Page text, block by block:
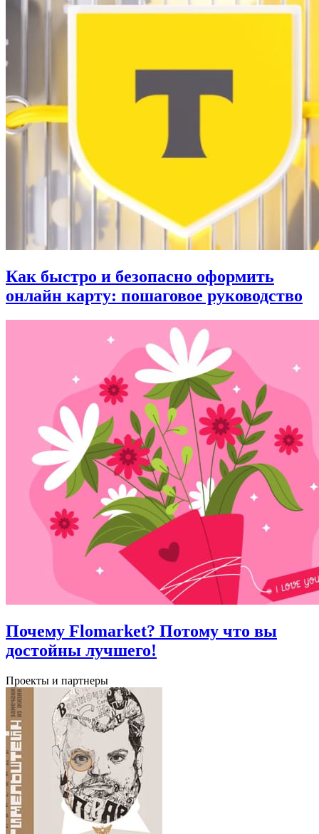
Как быстро и безопасно оформить
онлайн карту: пошаговое руководство
Почему Flomarket? Потому что вы
достойны лучшего!
Проекты и партнеры